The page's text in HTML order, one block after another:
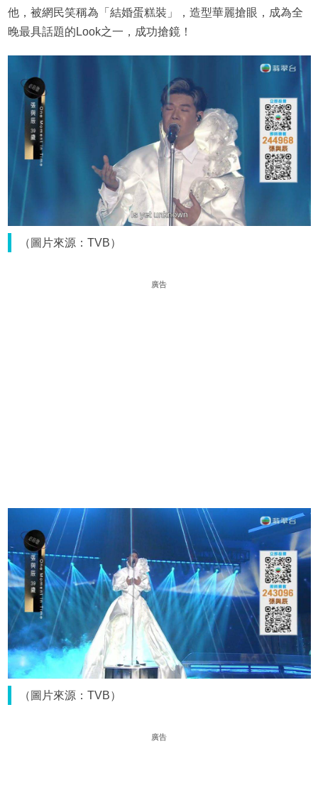
他，被網民笑稱為「結婚蛋糕裝」，造型華麗搶眼，成為全
晚最具話題的Look之一，成功搶鏡！
（圖片來源：TVB）
廣告
（圖片來源：TVB）
廣告